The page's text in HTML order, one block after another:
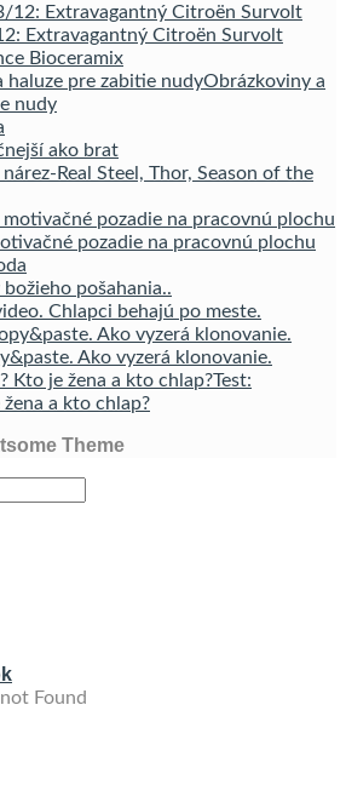
Extravagantný Citroën Survolt
Bioceramix
Obrázkoviny a
nudy
ako brat
Real Steel, Thor, Season of the
pozadie na pracovnú plochu
pošahania..
Chlapci behajú po meste.
Ako vyzerá klonovanie.
Test:
a kto chlap?
Theme
Found